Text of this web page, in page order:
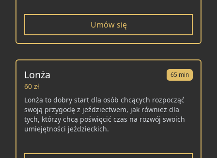
Umów się
Lonża 65 min
60 zł
Lonża to dobry start dla osób chcących rozpocząć
swoją przygodę z jeździectwem, jak również dla
tych, którzy chcą poświęcić czas na rozwój swoich
umiejętności jeździeckich.